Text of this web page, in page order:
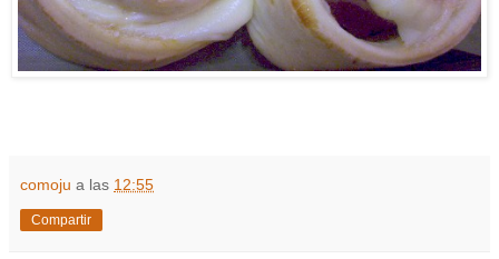
comoju a las 12:55
Compartir